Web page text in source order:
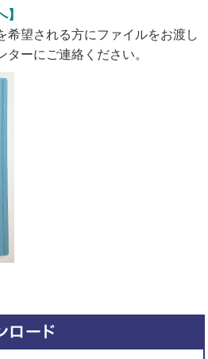
】
希望される方にファイルをお渡し
ターにご連絡ください。